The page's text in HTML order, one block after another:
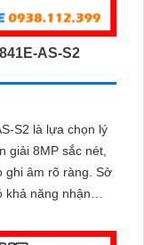
AS-S2
S2 là lựa chọn lý
giải 8MP sắc nét,
âm rõ ràng. Sở
khả năng nhận